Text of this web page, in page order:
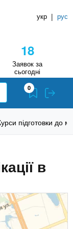
18
Заявок за
сьогодні
укр | рус
0
підготовки до
в